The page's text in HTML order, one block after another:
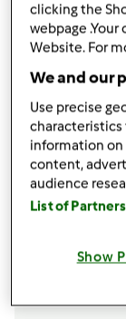
unidades
1unidade
pedaços
110g óleo,
220g
150g
clicking the
webpage
Website. For
We and our
Use precise
characteristics
information on
content,
audience
List of
Show